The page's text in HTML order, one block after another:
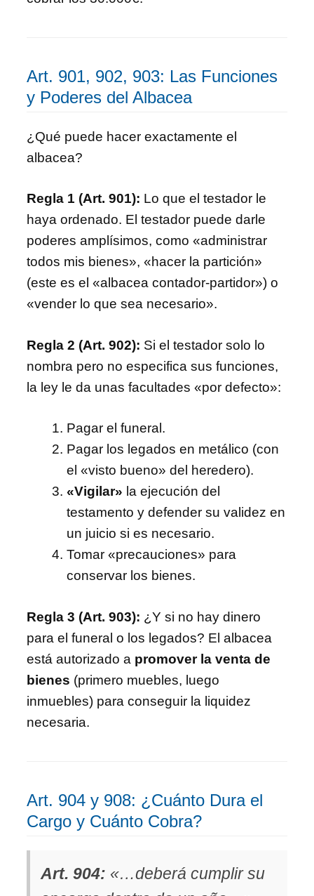
Art. 901, 902, 903: Las Funciones
y Poderes del Albacea
¿Qué puede hacer exactamente el
albacea?
Regla 1 (Art. 901): Lo que el testador le
haya ordenado. El testador puede darle
poderes amplísimos, como «administrar
todos mis bienes», «hacer la partición»
(este es el «albacea contador-partidor») o
«vender lo que sea necesario».
Regla 2 (Art. 902): Si el testador solo lo
nombra pero no especifica sus funciones,
la ley le da unas facultades «por defecto»:
Pagar el funeral.
Pagar los legados en metálico (con
el «visto bueno» del heredero).
«Vigilar» la ejecución del
testamento y defender su validez en
un juicio si es necesario.
Tomar «precauciones» para
conservar los bienes.
Regla 3 (Art. 903): ¿Y si no hay dinero
para el funeral o los legados? El albacea
está autorizado a promover la venta de
bienes (primero muebles, luego
inmuebles) para conseguir la liquidez
necesaria.
Art. 904 y 908: ¿Cuánto Dura el
Cargo y Cuánto Cobra?
Art. 904: «…deberá cumplir su